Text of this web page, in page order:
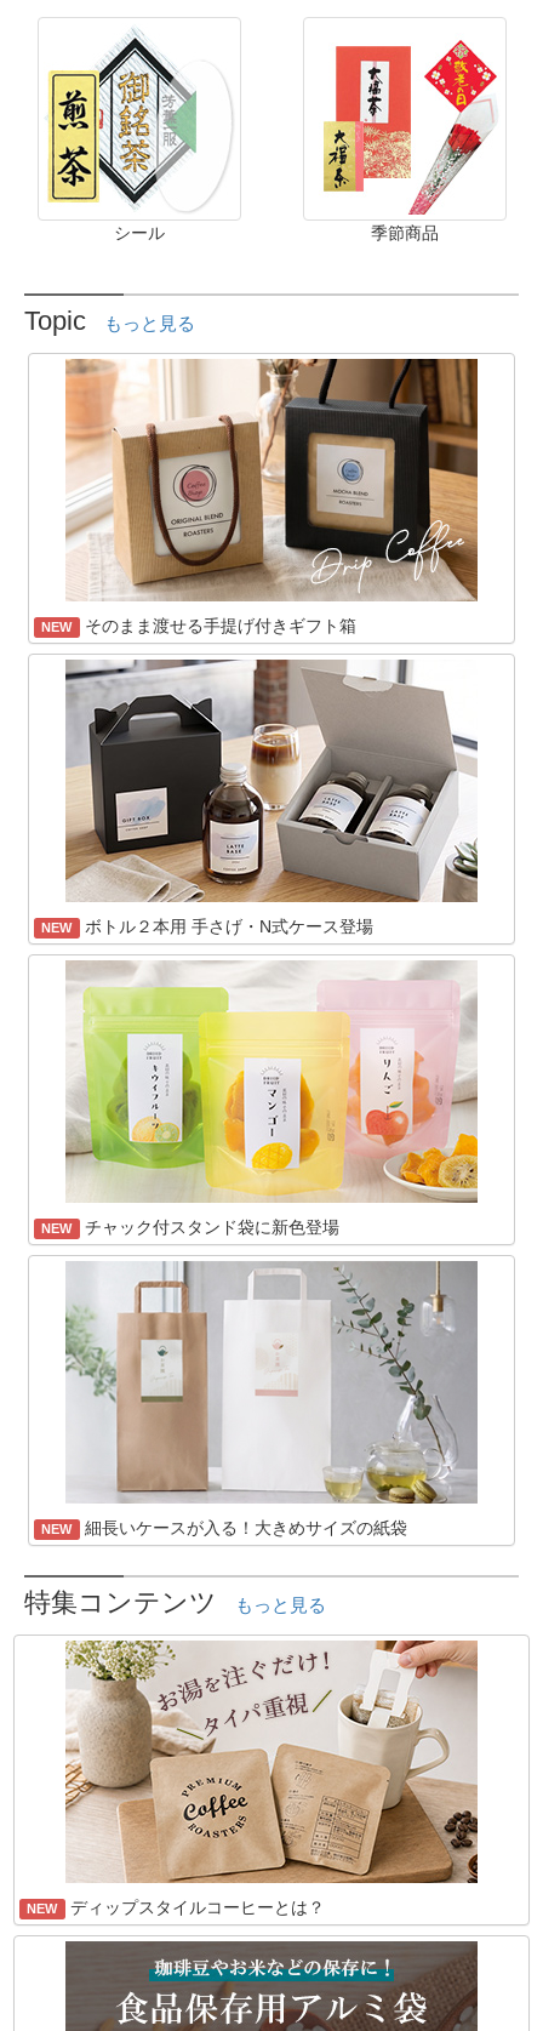
シール 季節商品
Topic もっと見る
NEW そのまま渡せる手提げ付きギフト箱
NEW ボトル２本用 手さげ・N式ケース登場
NEW チャック付スタンド袋に新色登場
NEW 細長いケースが入る！大きめサイズの紙袋
特集コンテンツ もっと見る
NEW ディップスタイルコーヒーとは？